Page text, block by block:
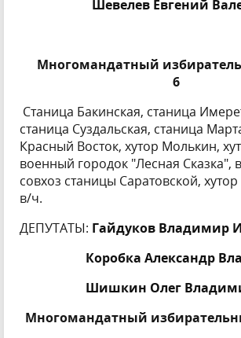
Шевелев Евгений
Многомандатный
6
Станица Бакинская, станица
станица Суздальская, станица
Красный Восток, хутор Молькин,
военный городок "Лесная Сказка",
совхоз станицы Саратовской,
в/ч.
ДЕПУТАТЫ: Гайдуков Владимир
Коробка Александр
Шишкин Олег
Многомандатный